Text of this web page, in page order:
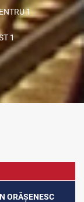
1
1
ORĂȘENESC